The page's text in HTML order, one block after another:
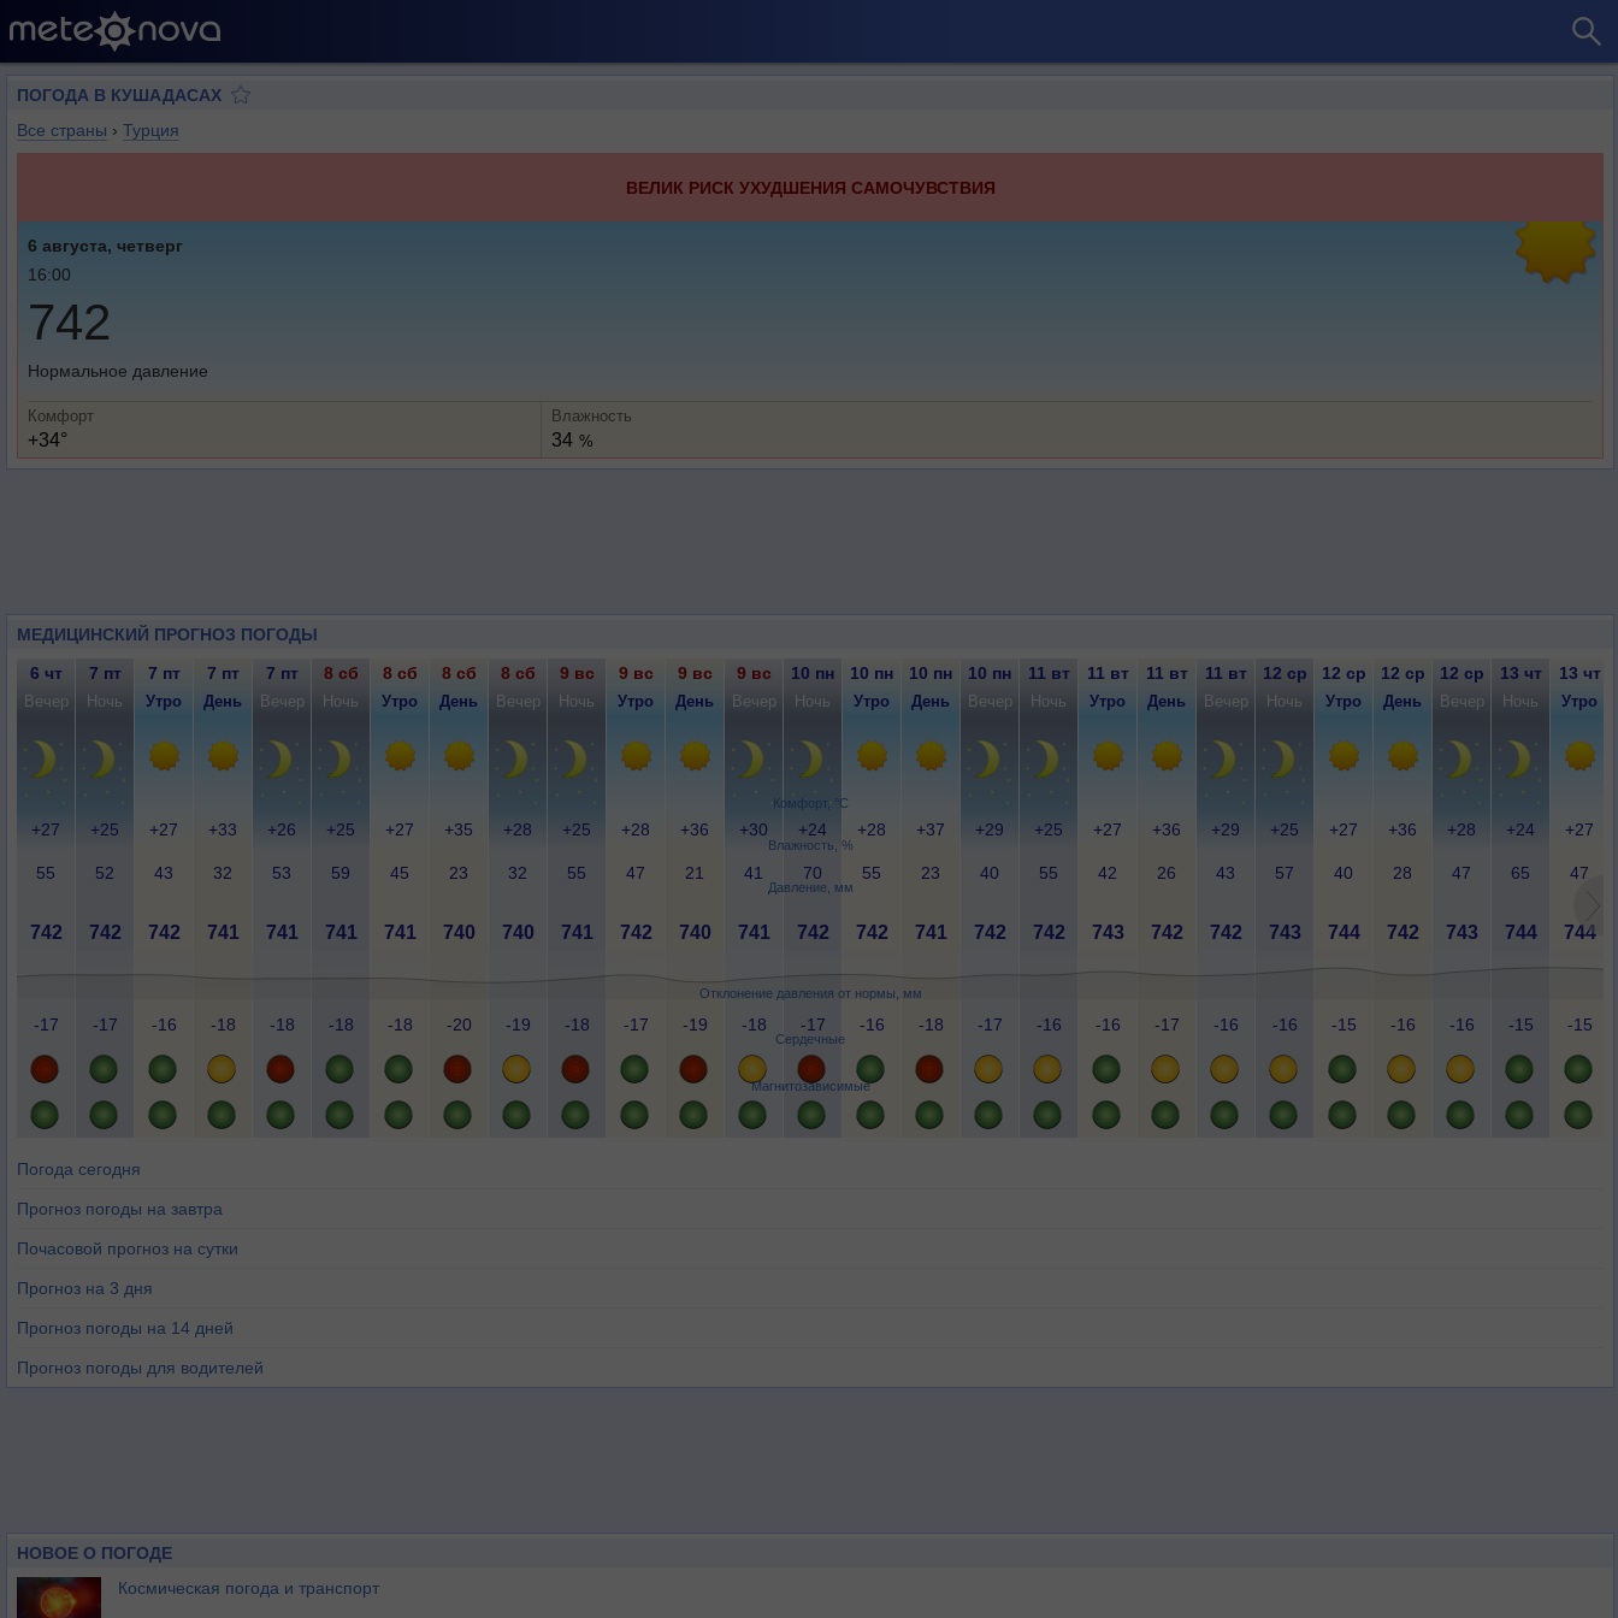
ПОГОДА В КУШАДАСАХ
Все страны › Турция
ВЕЛИК РИСК УХУДШЕНИЯ САМОЧУВСТВИЯ
6 августа, четверг
16:00
742
Нормальное давление
Комфорт
+34°
Влажность
34 %
МЕДИЦИНСКИЙ ПРОГНОЗ ПОГОДЫ
Комфорт, °C
Влажность, %
Давление, мм
Отклонение давления от нормы, мм
Сердечные
Магнитозависимые
6 чт 7 пт 7 пт 7 пт 7 пт 8 сб 8 сб 8 сб 8 сб 9 вс 9 вс 9 вс 9 вс 10 пн 10 пн 10 пн 10 пн 11 вт 11 вт 11 вт 11 вт 12 ср 12 ср 12 ср 12 ср 13 чт 13 чт
Вечер Ночь Утро День Вечер Ночь Утро День Вечер Ночь Утро День Вечер Ночь Утро День Вечер Ночь Утро День Вечер Ночь Утро День Вечер Ночь Утро
+27 +25 +27 +33 +26 +25 +27 +35 +28 +25 +28 +36 +30 +24 +28 +37 +29 +25 +27 +36 +29 +25 +27 +36 +28 +24 +27
55 52 43 32 53 59 45 23 32 55 47 21 41 70 55 23 40 55 42 26 43 57 40 28 47 65 47
742 742 742 741 741 741 741 740 740 741 742 740 741 742 742 741 742 742 743 742 742 743 744 742 743 744 744
-17 -17 -16 -18 -18 -18 -18 -20 -19 -18 -17 -19 -18 -17 -16 -18 -17 -16 -16 -17 -16 -16 -15 -16 -16 -15 -15
Погода сегодня
Прогноз погоды на завтра
Почасовой прогноз на сутки
Прогноз на 3 дня
Прогноз погоды на 14 дней
Прогноз погоды для водителей
НОВОЕ О ПОГОДЕ
Космическая погода и транспорт